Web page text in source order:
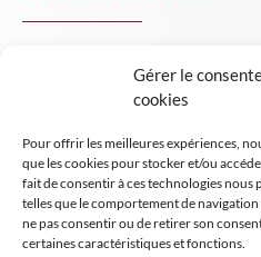
Gérer le
cookies
Pour offrir les meilleures expériences,
que les cookies pour stocker et/ou
fait de consentir à ces technologies
telles que le comportement de
ne pas consentir ou de retirer son
certaines caractéristiques et fonctions.
INSIGHT NPA